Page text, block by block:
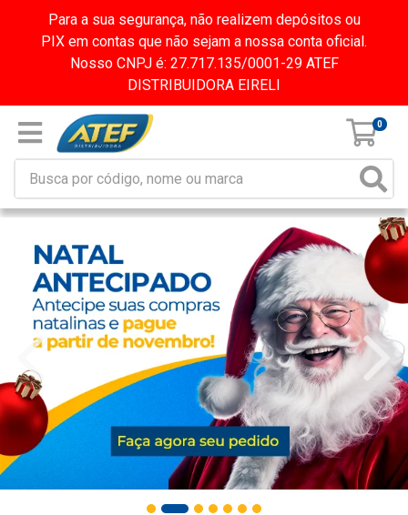
Para a sua segurança, não realizem depósitos ou
PIX em contas que não sejam a nossa conta oficial.
Nosso CNPJ é: 27.717.135/0001-29 ATEF
DISTRIBUIDORA EIRELI
0